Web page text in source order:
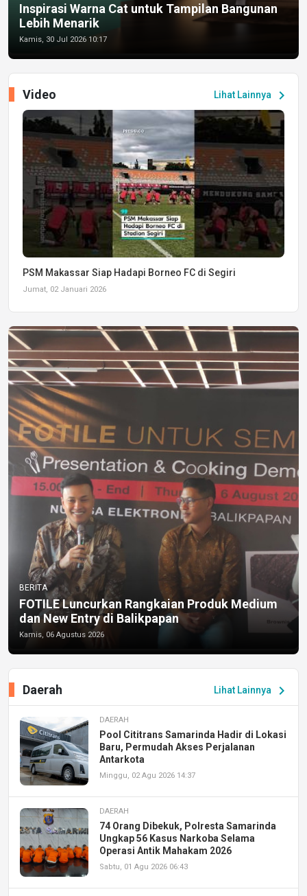
Inspirasi Warna Cat untuk Tampilan Bangunan
Lebih Menarik
Kamis, 30 Jul 2026 10:17
Lihat Lainnya chevron_right
Video
PSM Makassar Siap Hadapi Borneo FC di Segiri
Jumat, 02 Januari 2026
BERITA
FOTILE Luncurkan Rangkaian Produk Medium
dan New Entry di Balikpapan
Kamis, 06 Agustus 2026
Lihat Lainnya chevron_right
Daerah
DAERAH
Pool Cititrans Samarinda Hadir di Lokasi
Baru, Permudah Akses Perjalanan
Antarkota
Minggu, 02 Agu 2026 14:37
DAERAH
74 Orang Dibekuk, Polresta Samarinda
Ungkap 56 Kasus Narkoba Selama
Operasi Antik Mahakam 2026
Sabtu, 01 Agu 2026 06:43